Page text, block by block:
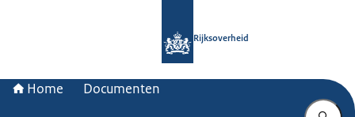
Rijksoverheid
Home Documenten